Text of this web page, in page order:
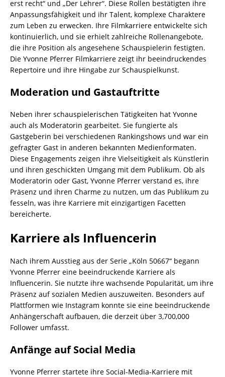
erst recht“ und „Der Lehrer“. Diese Rollen bestätigten ihre
Anpassungsfähigkeit und ihr Talent, komplexe Charaktere
zum Leben zu erwecken. Ihre Filmkarriere entwickelte sich
kontinuierlich, und sie erhielt zahlreiche Rollenangebote,
die ihre Position als angesehene Schauspielerin festigten.
Die Yvonne Pferrer Filmkarriere zeigt ihr beeindruckendes
Repertoire und ihre Hingabe zur Schauspielkunst.
Moderation und Gastauftritte
Neben ihrer schauspielerischen Tätigkeiten hat Yvonne
auch als Moderatorin gearbeitet. Sie fungierte als
Gastgeberin bei verschiedenen Rankingshows und war ein
gefragter Gast in anderen bekannten Medienformaten.
Diese Engagements zeigen ihre Vielseitigkeit als Künstlerin
und ihren geschickten Umgang mit dem Publikum. Ob als
Moderatorin oder Gast, Yvonne Pferrer verstand es, ihre
Präsenz und ihren Charme zu nutzen, um das Publikum zu
fesseln, was ihre Karriere mit einzigartigen Facetten
bereicherte.
Karriere als Influencerin
Nach ihrem Ausstieg aus der Serie „Köln 50667“ begann
Yvonne Pferrer eine beeindruckende Karriere als
Influencerin. Sie nutzte ihre wachsende Popularität, um ihre
Präsenz auf sozialen Medien auszuweiten. Besonders auf
Plattformen wie Instagram konnte sie eine beeindruckende
Anhängerschaft aufbauen, die derzeit über 3,700,000
Follower umfasst.
Anfänge auf Social Media
Yvonne Pferrer startete ihre Social-Media-Karriere mit